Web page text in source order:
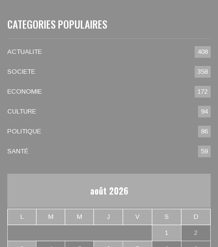
CATEGORIES POPULAIRES
ACTUALITE 408
SOCIETE 358
ECONOMIE 172
CULTURE 94
POLITIQUE 86
SANTÉ 59
août 2026
L M M J V S D
1 2